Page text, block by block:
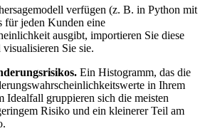
verfügen (z. B. in Python mit
für jeden Kunden eine
ausgibt, importieren Sie diese
Sie sie.
Ein Histogramm, das die
in Ihrem
Idealfall gruppieren sich die meisten
Risiko und ein kleinerer Teil am